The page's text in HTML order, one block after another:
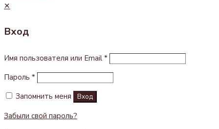
✕
Вход
Имя пользователя или Email *
Пароль *
Запомнить меня
Вход
Забыли свой пароль?